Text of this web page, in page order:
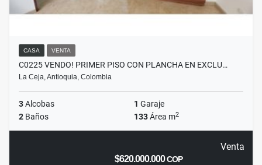
CASA VENTA
C0225 VENDO! PRIMER PISO CON PLANCHA EN EXCLU…
La Ceja, Antioquia, Colombia
3Alcobas 1 Garaje
2 Baños 133Área m2
Venta
$620.000.000COP